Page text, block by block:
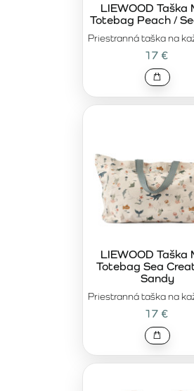
Priestranná taška na
LIEWOOD Taška
Totebag Peach /
17 €
Priestranná taška na
LIEWOOD Taška
Totebag Sea
Sandy
17 €